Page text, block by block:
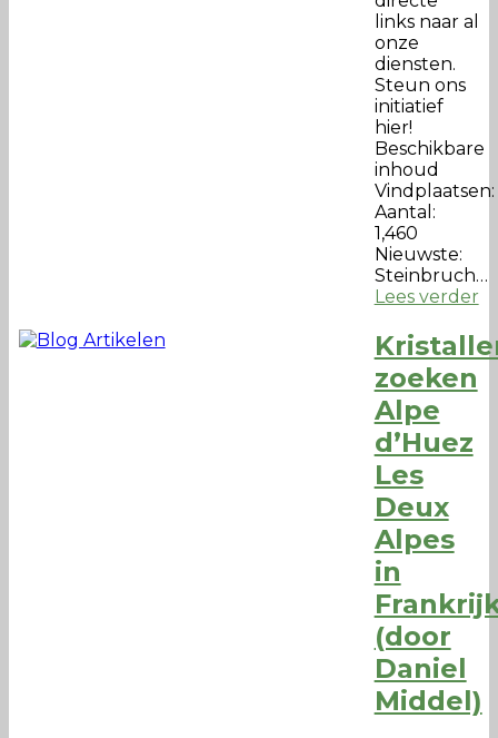
links naar al
onze
diensten.
Steun ons
initiatief
hier!
Beschikbare
inhoud
Vindplaatsen:
Aantal:
1,460
Nieuwste:
Steinbruch…
Lees verder
zoeken
Alpe
d’Huez
Les
Deux
Alpes
in
(door
Daniel
Middel)